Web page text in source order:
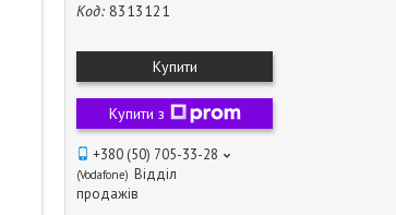
Код: 8313121
Купити
Купити з
+380 (50) 705-33-28
Vodafone Відділ
продажів